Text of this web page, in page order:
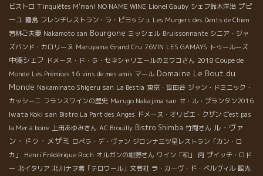
ビストロ T'inquiètes M'man! NO NAME WINE Lionel Gauby シェフ鈴木洋治 プピ
ーユ 霧島 フレンチレストラン・ラ・ピヨッシュ Les Murgers des Dents de Chien
若林ご夫妻 Nakamoto san Bourgone ミッシェル Bruissonnante シニア・ジャ
ズバンド・カロリーヌ Maruyama Grand Cru 76VIN LES GAMAYS トゥールーズ
中湊シェフ ドメーヌ・ド・ラ・セネシャリエールのミワコさん 2018 Coupe de
Monde Les Prémices 16 vins de mes amis マール Domaine Le Bout du
Monde Nakaminato Shigeru san La Bestia 東京・世田谷 ジャン・ドミニック・
カッシーニ フランスワインの歴史 Marugo Nakajima san セ・ル・プランタン2016
Iwata Koki san Bistro La Part des Anges ドメーヌ・オリビエ・クザン C'est pas
la Mer à boire 上田あゆみさん AC Brouilly Bistro Shimba 竹間さん ル・ヴァ
ン・ドゥ・メザミ ロペラ・デ・ヴァン ジロンナ三ツ星レストラン「カン・ロ
カ」
Henri Frédérique Roch オルガンの紺野さん ワイン「和」 肉 プイッチ・ロド
ー 北イタリア 北川ナヲ著「テロワール」文芸社 ラ・カーヴ・ド・ベルヴィル 観光